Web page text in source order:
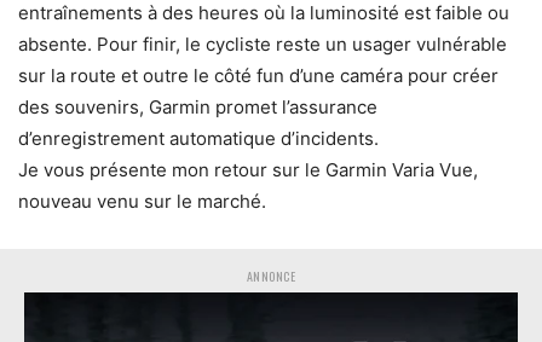
entraînements à des heures où la luminosité est faible ou
absente. Pour finir, le cycliste reste un usager vulnérable
sur la route et outre le côté fun d’une caméra pour créer
des souvenirs, Garmin promet l’assurance
d’enregistrement automatique d’incidents.
Je vous présente mon retour sur le Garmin Varia Vue,
nouveau venu sur le marché.
ANNONCE